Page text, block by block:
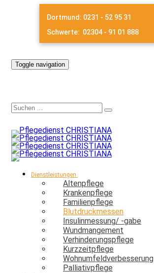
Dortmund: 0231 - 52 95 31
Schwerte: 02304 - 91 01 888
Toggle navigation
Dienstleistungen
Altenpflege
Krankenpflege
Familienpflege
Blutdruckmessen
Insulinmessung/ -gabe
Wundmangement
Verhinderungspflege
Kurzzeitpflege
Wohnumfeldverbesserung
Palliativpflege